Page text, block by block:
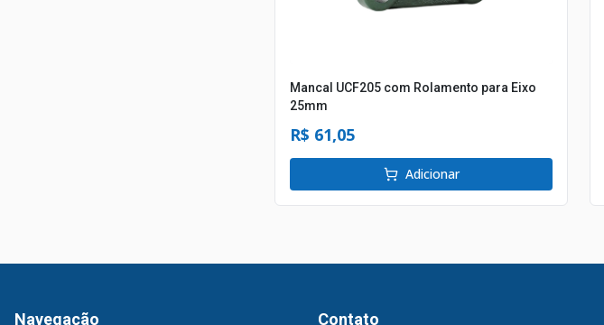
Mancal UCF205 com Rolamento para Eixo
25mm
R$ 61,05
Adicionar
Navegação Contato